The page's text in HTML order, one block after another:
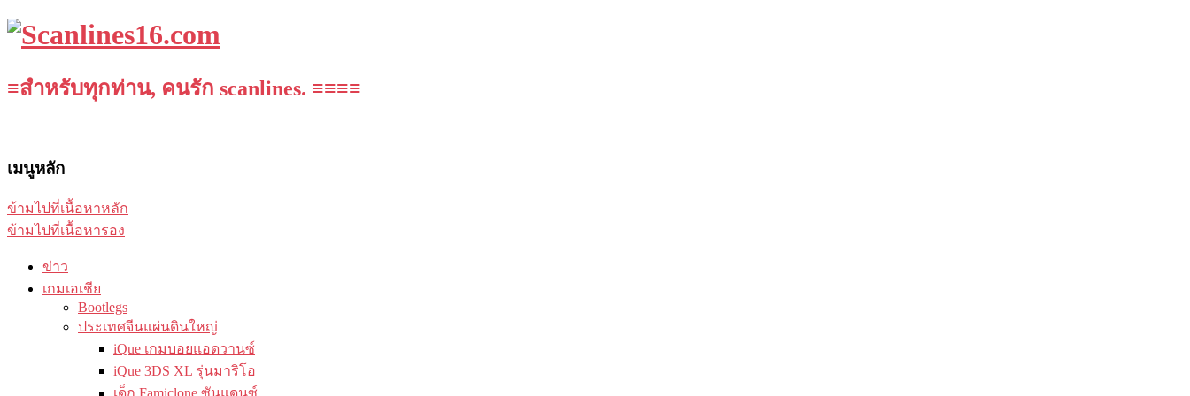
≡สำหรับทุกท่าน, คนรัก scanlines. ≡≡≡≡
เมนูหลัก
ข้ามไปที่เนื้อหาหลัก
ข้ามไปที่เนื้อหารอง
ข่าว
เกมเอเชีย
Bootlegs
ประเทศจีนแผ่นดินใหญ่
iQue เกมบอยแอดวานซ์
iQue 3DS XL รุ่นมาริโอ